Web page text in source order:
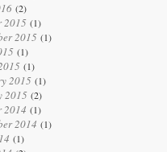
(2)
2015 (1)
2015 (1)
(1)
(1)
2015 (1)
2015 (2)
2014 (1)
2014 (1)
(1)